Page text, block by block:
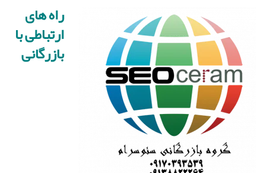
راه های
ارتباطی با
بازرگانی